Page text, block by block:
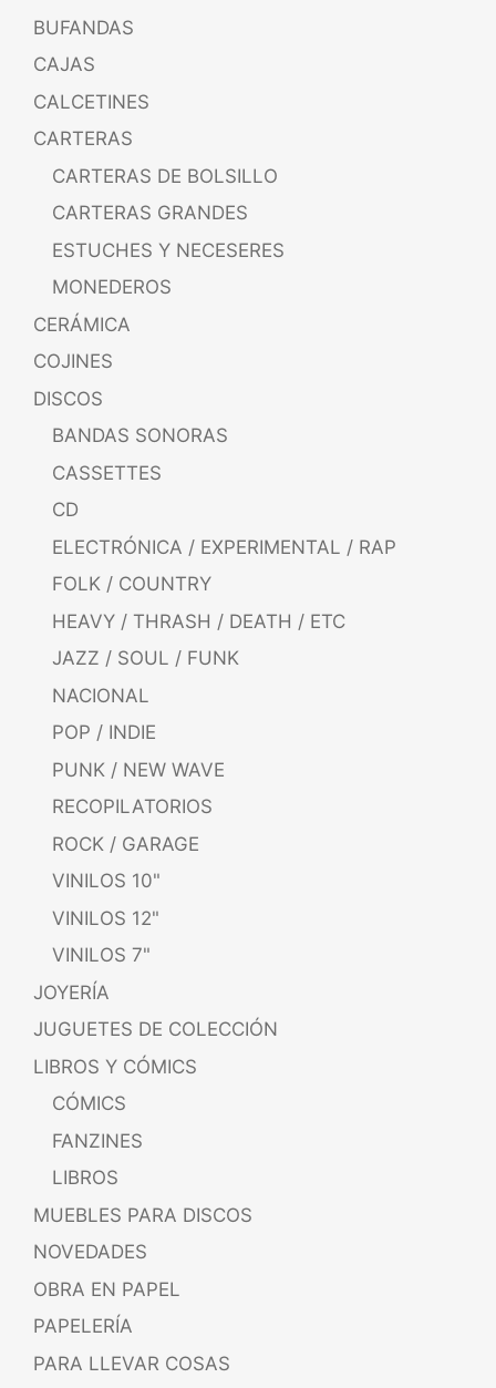
BUFANDAS
CAJAS
CALCETINES
CARTERAS
CARTERAS DE BOLSILLO
CARTERAS GRANDES
ESTUCHES Y NECESERES
MONEDEROS
CERÁMICA
COJINES
DISCOS
BANDAS SONORAS
CASSETTES
CD
ELECTRÓNICA / EXPERIMENTAL / RAP
FOLK / COUNTRY
HEAVY / THRASH / DEATH / ETC
JAZZ / SOUL / FUNK
NACIONAL
POP / INDIE
PUNK / NEW WAVE
RECOPILATORIOS
ROCK / GARAGE
VINILOS 10"
VINILOS 12"
VINILOS 7"
JOYERÍA
JUGUETES DE COLECCIÓN
LIBROS Y CÓMICS
CÓMICS
FANZINES
LIBROS
MUEBLES PARA DISCOS
NOVEDADES
OBRA EN PAPEL
PAPELERÍA
PARA LLEVAR COSAS